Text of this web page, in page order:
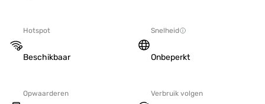
Hotspot
Beschikbaar
Snelheid
Onbeperkt
Opwaarderen Verbruik volgen